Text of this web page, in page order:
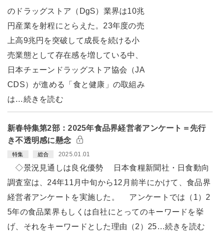
のドラッグストア（DgS）業界は10兆
円産業を射程にとらえた。23年度の売
上高9兆円を突破して成長を続ける小
売業態として存在感を増している中、
日本チェーンドラッグストア協会（JA
CDS）が進める「食と健康」の取組み
は…続きを読む
新春特集第2部：2025年食品界経営者アンケート＝先行
き不透明感に懸念
特集 総合 2025.01.01
◇景況見通しは良化優勢 日本食糧新聞社・日食動向
調査室は、24年11月中旬から12月前半にかけて、食品界
経営者アンケートを実施した。 アンケートでは（1）2
5年の食品業界もしくは自社にとってのキーワードを挙
げ、それをキーワードとした理由（2）25…続きを読む